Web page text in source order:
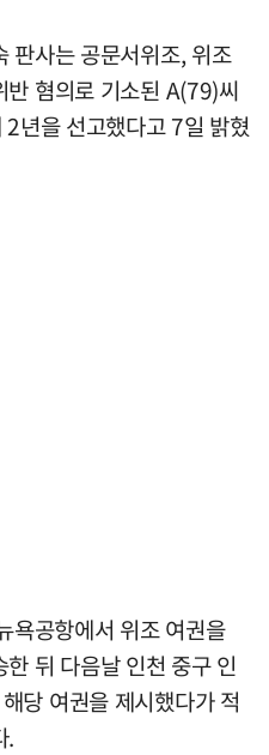
판사는 공문서위조, 위조
반 혐의로 기소된 A(79)씨
년을 선고했다고 7일 밝혔
욕공항에서 위조 여권을
뒤 다음날 인천 중구 인
당 여권을 제시했다가 적
.